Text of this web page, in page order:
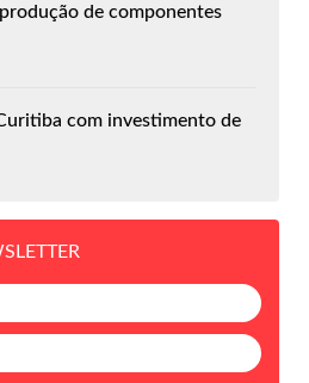
de componentes
com investimento de